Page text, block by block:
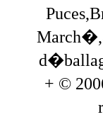
+ ©